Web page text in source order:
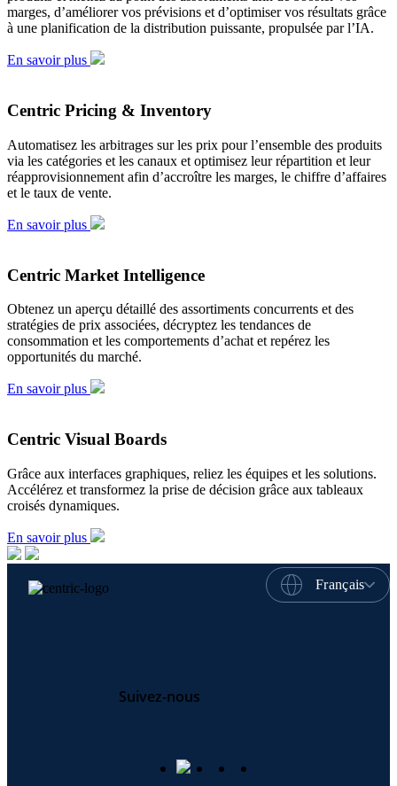
marges, d’améliorer vos prévisions et d’optimiser vos résultats grâce
à une planification de la distribution puissante, propulsée par l’IA.
En savoir plus
Centric Pricing & Inventory
Automatisez les arbitrages sur les prix pour l’ensemble des produits
via les catégories et les canaux et optimisez leur répartition et leur
réapprovisionnement afin d’accroître les marges, le chiffre d’affaires
et le taux de vente.
En savoir plus
Centric Market Intelligence
Obtenez un aperçu détaillé des assortiments concurrents et des
stratégies de prix associées, décryptez les tendances de
consommation et les comportements d’achat et repérez les
opportunités du marché.
En savoir plus
Centric Visual Boards
Grâce aux interfaces graphiques, reliez les équipes et les solutions.
Accélérez et transformez la prise de décision grâce aux tableaux
croisés dynamiques.
En savoir plus
Français
Suivez-nous